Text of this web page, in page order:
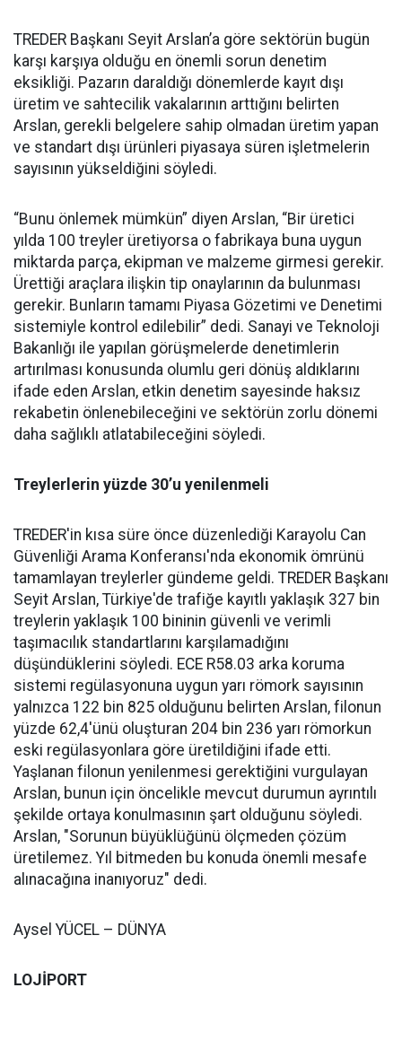
TREDER Başkanı Seyit Arslan’a göre sektörün bugün
karşı karşıya olduğu en önemli sorun denetim
eksikliği. Pazarın daraldığı dönemlerde kayıt dışı
üretim ve sahtecilik vakalarının arttığını belirten
Arslan, gerekli belgelere sahip olmadan üretim yapan
ve standart dışı ürünleri piyasaya süren işletmelerin
sayısının yükseldiğini söyledi.
“Bunu önlemek mümkün” diyen Arslan, “Bir üretici
yılda 100 treyler üretiyorsa o fabrikaya buna uygun
miktarda parça, ekipman ve malzeme girmesi gerekir.
Ürettiği araçlara ilişkin tip onaylarının da bulunması
gerekir. Bunların tamamı Piyasa Gözetimi ve Denetimi
sistemiyle kontrol edilebilir” dedi. Sanayi ve Teknoloji
Bakanlığı ile yapılan görüşmelerde denetimlerin
artırılması konusunda olumlu geri dönüş aldıklarını
ifade eden Arslan, etkin denetim sayesinde haksız
rekabetin önlenebileceğini ve sektörün zorlu dönemi
daha sağlıklı atlatabileceğini söyledi.
Treylerlerin yüzde 30’u yenilenmeli
TREDER'in kısa süre önce düzenlediği Karayolu Can
Güvenliği Arama Konferansı'nda ekonomik ömrünü
tamamlayan treylerler gündeme geldi. TREDER Başkanı
Seyit Arslan, Türkiye'de trafiğe kayıtlı yaklaşık 327 bin
treylerin yaklaşık 100 bininin güvenli ve verimli
taşımacılık standartlarını karşılamadığını
düşündüklerini söyledi. ECE R58.03 arka koruma
sistemi regülasyonuna uygun yarı römork sayısının
yalnızca 122 bin 825 olduğunu belirten Arslan, filonun
yüzde 62,4'ünü oluşturan 204 bin 236 yarı römorkun
eski regülasyonlara göre üretildiğini ifade etti.
Yaşlanan filonun yenilenmesi gerektiğini vurgulayan
Arslan, bunun için öncelikle mevcut durumun ayrıntılı
şekilde ortaya konulmasının şart olduğunu söyledi.
Arslan, "Sorunun büyüklüğünü ölçmeden çözüm
üretilemez. Yıl bitmeden bu konuda önemli mesafe
alınacağına inanıyoruz" dedi.
Aysel YÜCEL – DÜNYA
LOJİPORT